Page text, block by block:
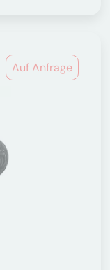
Auf Anfrage